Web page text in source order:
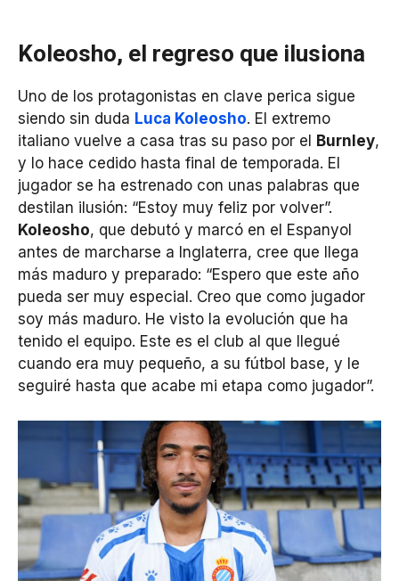
Koleosho, el regreso que ilusiona
Uno de los protagonistas en clave perica sigue
siendo sin duda Luca Koleosho. El extremo
italiano vuelve a casa tras su paso por el
Burnley,
y lo hace cedido hasta final de temporada. El
jugador se ha estrenado con unas palabras que
destilan ilusión: “Estoy muy feliz por volver”.
Koleosho, que debutó y marcó en el Espanyol
antes de marcharse a Inglaterra, cree que llega
más maduro y preparado: “Espero que este año
pueda ser muy especial. Creo que como jugador
soy más maduro. He visto la evolución que ha
tenido el equipo. Este es el club al que llegué
cuando era muy pequeño, a su fútbol base, y le
seguiré hasta que acabe mi etapa como jugador”.